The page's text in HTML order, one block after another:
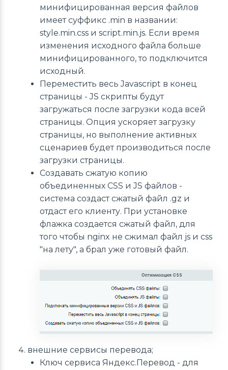
минифицированная версия файлов
имеет суффикс .min в названии:
style.min.css и script.min.js. Если время
изменения исходного файла больше
минифицированного, то подключится
исходный.
Переместить весь Javascript в конец
страницы - JS скрипты будут
загружаться после загрузки кода всей
страницы. Опция ускоряет загрузку
страницы, но выполнение активных
сценариев будет производиться после
загрузки страницы.
Создавать сжатую копию
объединенных CSS и JS файлов -
система создаст сжатый файл .gz и
отдаст его клиенту. При установке
флажка создается сжатый файл, для
того чтобы nginx не сжимал файл js и css
"на лету", а брал уже готовый файл.
внешние сервисы перевода;
Ключ сервиса Яндекс.Перевод - для